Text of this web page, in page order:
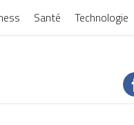
Santé Technologie